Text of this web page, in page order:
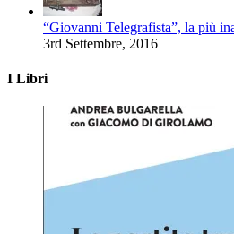
“Giovanni Telegrafista”, la più
3rd Settembre, 2016
I Libri